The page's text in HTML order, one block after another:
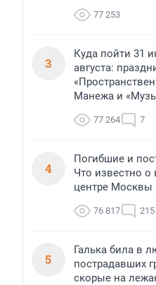
77 253
3
Куда пойти 31
августа:
Манежа и
77 264 7
4
Погибшие и
Что известно о
центре Москвы
76 817 215
5
Галька била в
пострадавших
скорые на